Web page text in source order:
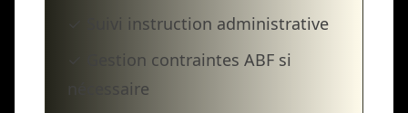
✓ Suivi instruction administrative
✓ Gestion contraintes ABF si
nécessaire